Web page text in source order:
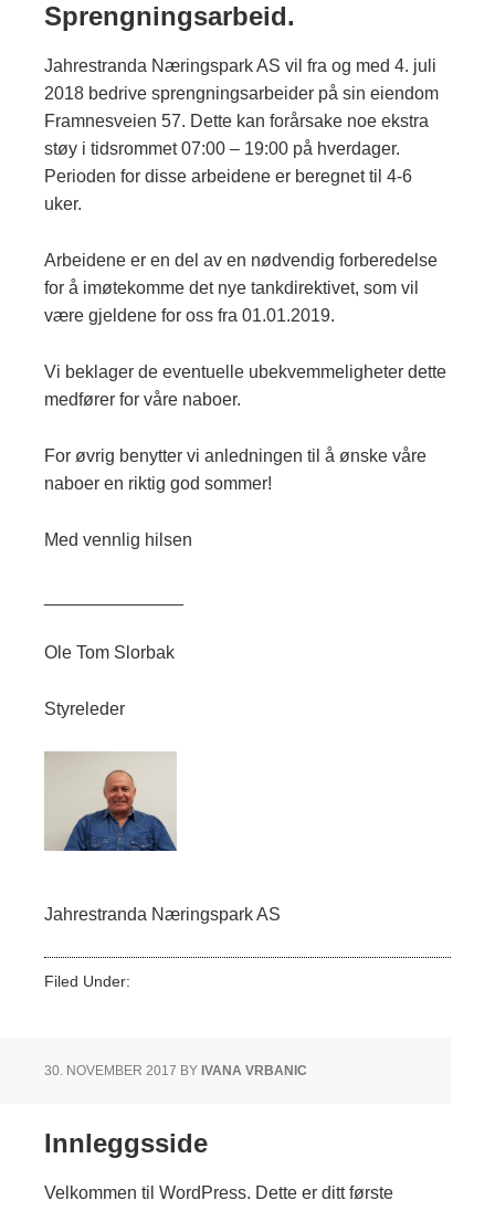
Sprengningsarbeid.
Jahrestranda Næringspark AS vil fra og med 4. juli
2018 bedrive sprengningsarbeider på sin eiendom
Framnesveien 57. Dette kan forårsake noe ekstra
støy i tidsrommet 07:00 – 19:00 på hverdager.
Perioden for disse arbeidene er beregnet til 4-6
uker.
Arbeidene er en del av en nødvendig forberedelse
for å imøtekomme det nye tankdirektivet, som vil
være gjeldene for oss fra 01.01.2019.
Vi beklager de eventuelle ubekvemmeligheter dette
medfører for våre naboer.
For øvrig benytter vi anledningen til å ønske våre
naboer en riktig god sommer!
Med vennlig hilsen
Ole Tom Slorbak
Styreleder
Jahrestranda Næringspark AS
Filed Under:
30. NOVEMBER 2017 BY IVANA VRBANIC
Innleggsside
Velkommen til WordPress. Dette er ditt første